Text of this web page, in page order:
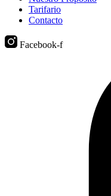
Tarifario
Contacto
Facebook-f